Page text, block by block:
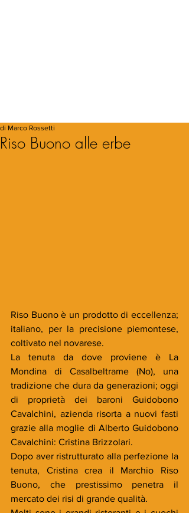
Riso Buono alle erbe
di Marco Rossetti
Riso Buono è un prodotto di eccellenza;
italiano, per la precisione piemontese,
coltivato nel novarese.
La tenuta da dove proviene è La
Mondina di Casalbeltrame (No), una
tradizione che dura da generazioni; oggi
di proprietà dei baroni Guidobono
Cavalchini, azienda risorta a nuovi fasti
grazie alla moglie di Alberto Guidobono
Cavalchini: Cristina Brizzolari.
Dopo aver ristrutturato alla perfezione la
tenuta, Cristina crea il Marchio Riso
Buono, che prestissimo penetra il
mercato dei risi di grande qualità.